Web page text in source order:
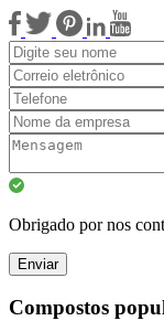
Obrigado por nos
Enviar
Compostos